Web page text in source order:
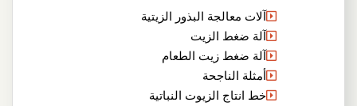
آلات معالجة البذور الزيتية
آلة ضغط الزيت
آلة ضغط زيت الطعام
أمثلة الناجحة
خط انتاج الزيوت النباتية